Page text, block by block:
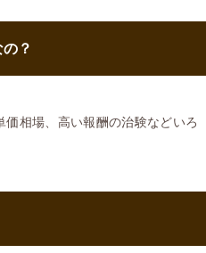
？
相場、高い報酬の治験などいろ